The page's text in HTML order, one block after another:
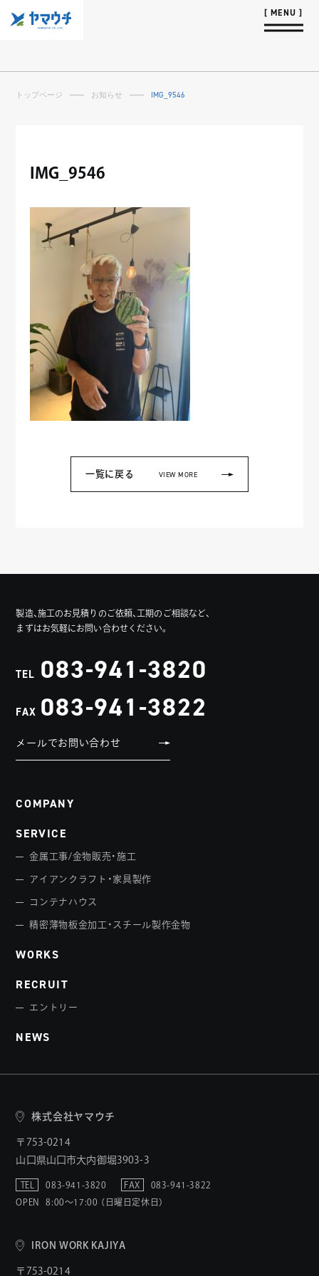
トップページ お知らせ IMG_9546
IMG_9546
一覧に戻る VIEW MORE
製造、施工のお見積りのご依頼、工期のご相談など、
まずはお気軽にお問い合わせください。
TEL 083-941-3820
FAX 083-941-3822
メールでお問い合わせ
COMPANY
SERVICE
金属工事/金物販売・施工
アイアンクラフト・家具製作
コンテナハウス
精密薄物板金加工・スチール製作金物
WORKS
RECRUIT
エントリー
NEWS
株式会社ヤマウチ
〒753-0214
山口県山口市大内御堀3903-3
TEL 083-941-3820 FAX
083-941-3822
OPEN
8:00〜17:00 （日曜日定休日）
IRON WORK KAJIYA
〒753-0214